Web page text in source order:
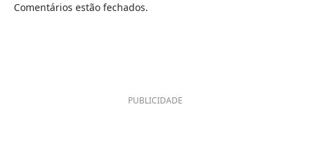
Comentários estão fechados.
PUBLICIDADE